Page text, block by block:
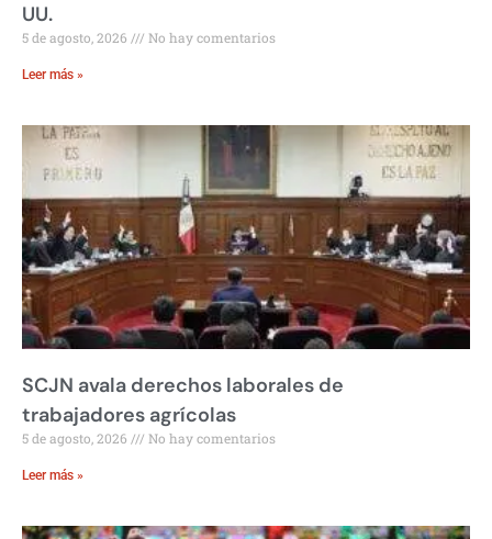
UU.
5 de agosto, 2026 No hay comentarios
Leer más »
SCJN avala derechos laborales de
trabajadores agrícolas
5 de agosto, 2026 No hay comentarios
Leer más »